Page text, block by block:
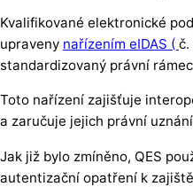
Kvalifikované elektronické
upraveny nařízením eIDAS ( č.
standardizovaný právní
Toto nařízení zajišťuje
a zaručuje jejich právní
Jak již bylo zmíněno, QES
autentizační opatření k